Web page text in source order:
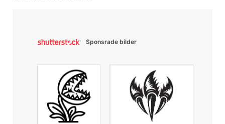
Sponsrade bilder